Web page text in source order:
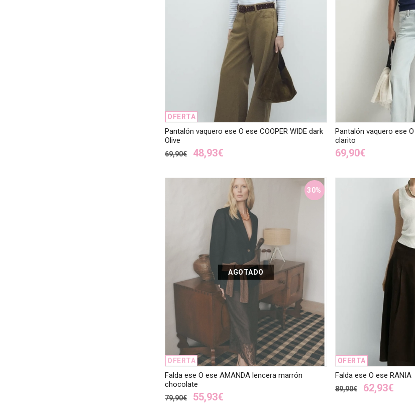
OFERTA
Pantalón vaquero ese O ese COOPER WIDE dark
Olive
69,90€ 48,93€
Pantalón vaquero ese O
clarito
69,90€
30%
OFERTA
AGOTADO
Falda ese O ese AMANDA lencera marrón
chocolate
79,90€ 55,93€
OFERTA
Falda ese O ese
89,90€ 62,93€